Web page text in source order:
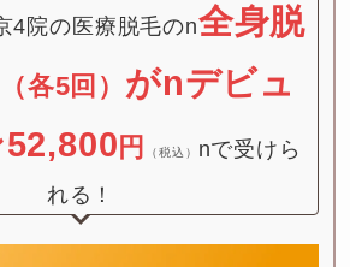
4院の医療脱毛のn全身脱
（各5回） がnデビュ
円 （税込）
nで受けら
れる！